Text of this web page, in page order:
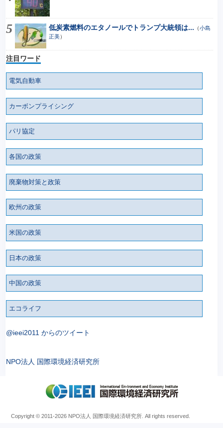
低炭素燃料のエタノールでトランプ大統領は... （小島
正美）
注目ワード
電気自動車
カーボンプライシング
パリ協定
各国の政策
廃棄物対策と政策
欧州の政策
米国の政策
日本の政策
中国の政策
エコライフ
@ieei2011 からのツイート
NPO法人 国際環境経済研究所
Copyright © 2011-2026 NPO法人 国際環境経済研究所. All rights reserved.